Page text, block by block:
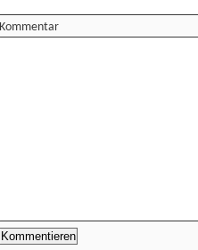
Kommentar